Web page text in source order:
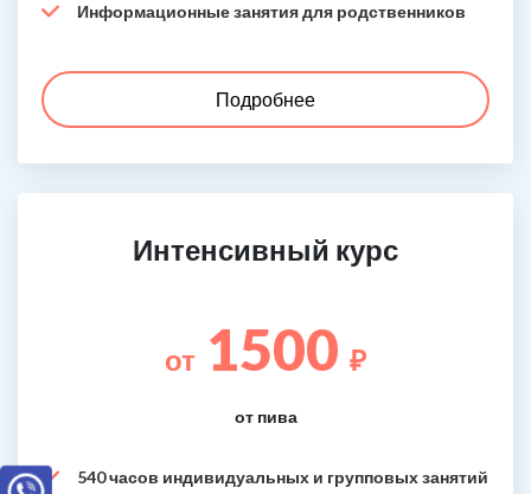
Информационные занятия для родственников
Подробнее
Интенсивный курс
от 1500 ₽
от пива
540 часов индивидуальных и групповых занятий